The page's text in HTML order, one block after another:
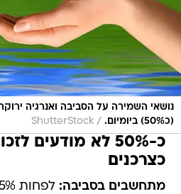
נושאי השמירה על הסביבה ואנרגיה
(כ50%) ביומיום.
/
ShutterStock
כ-50% לא מודעים
כצרכנים
מתחשבים בסביבה: